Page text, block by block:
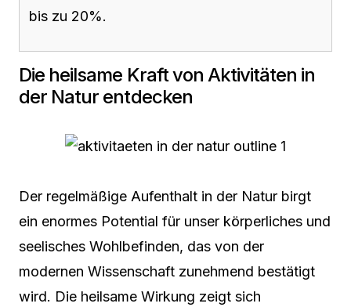
bis zu 20%.
Die heilsame Kraft von Aktivitäten in
der Natur entdecken
Der regelmäßige Aufenthalt in der Natur birgt
ein enormes Potential für unser körperliches und
seelisches Wohlbefinden, das von der
modernen Wissenschaft zunehmend bestätigt
wird. Die heilsame Wirkung zeigt sich